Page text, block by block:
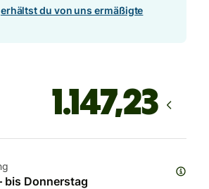
erhältst du von uns ermäßigte
bis Donnerstag